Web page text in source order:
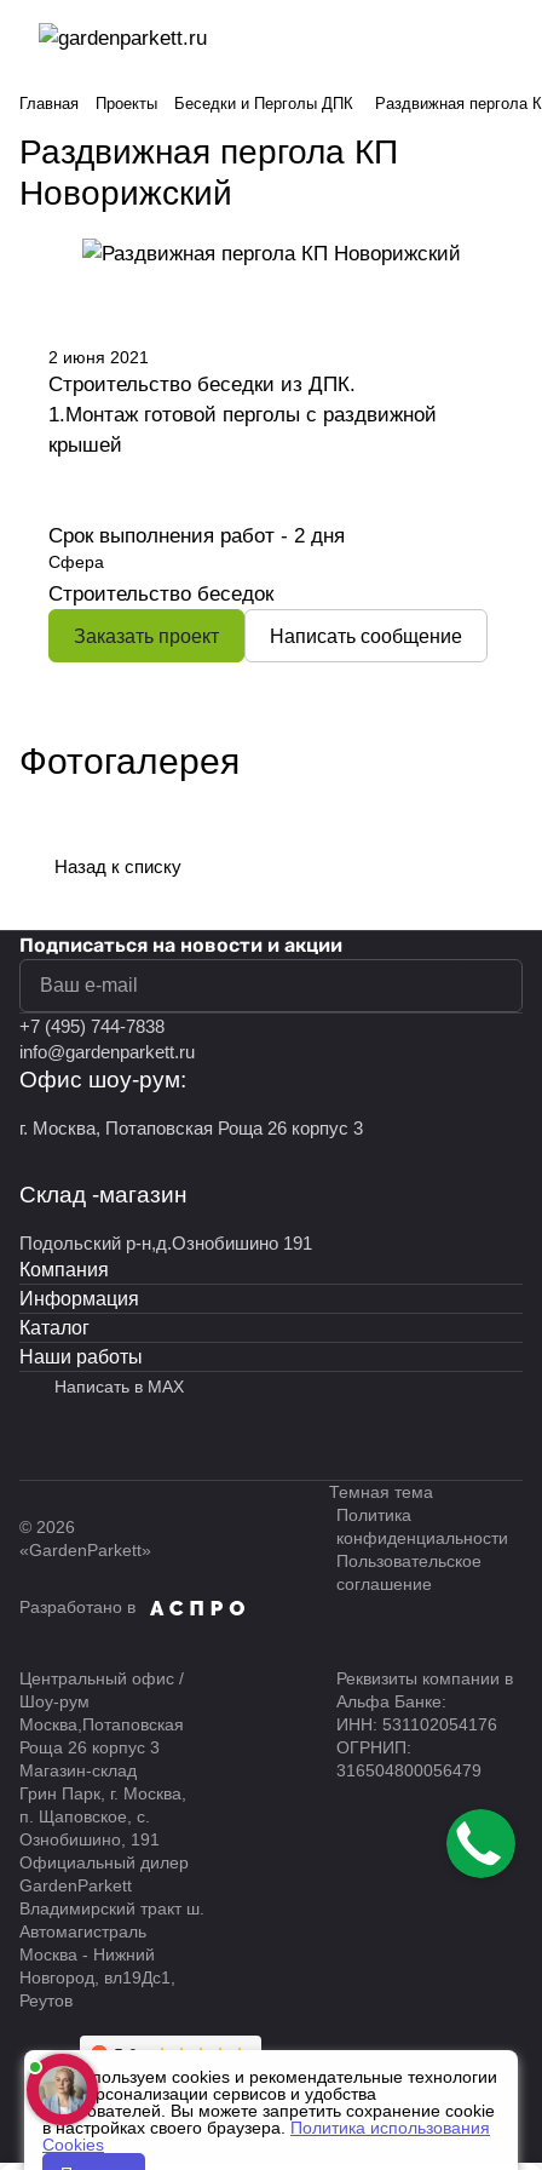
Главная Проекты Беседки и Перголы ДПК Раздвижная пергола
Раздвижная пергола КП
Новорижский
2 июня 2021
Строительство беседки из ДПК.
1.Монтаж готовой перголы с раздвижной
крышей
Срок выполнения работ - 2 дня
Сфера
Строительство беседок
Заказать проект Написать сообщение
Фотогалерея
Назад к списку
Подписаться на новости и акции
+7 (495) 744-7838
info@gardenparkett.ru
Офис шоу-рум:
г. Москва, Потаповская Роща 26 корпус 3
Склад -магазин
Подольский р-н,д.Ознобишино 191
Компания
Информация
Каталог
Наши работы
Написать в MAX
© 2026
«GardenParkett»
Темная тема
Политика
конфиденциальности
Пользовательское
соглашение
Разработано в
Центральный офис /
Шоу-рум
Москва,Потаповская
Роща 26 корпус 3
Магазин-склад
Грин Парк, г. Москва,
п. Щаповское, с.
Ознобишино, 191
Официальный дилер
GardenParkett
Владимирский тракт ш.
Автомагистраль
Москва - Нижний
Новгород, вл19Дс1,
Реутов
Реквизиты компании в
Альфа Банке:
ИНН: 531102054176
ОГРНИП:
316504800056479
Мы используем cookies и рекомендательные технологии
для персонализации сервисов и удобства
пользователей. Вы можете запретить сохранение cookie
в настройках своего браузера. Политика использования
Cookies